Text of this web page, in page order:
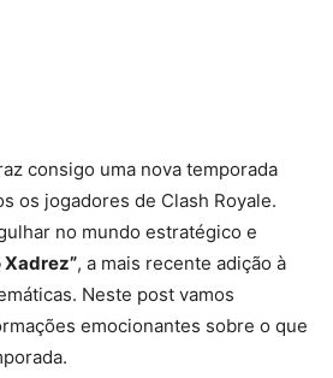
consigo uma nova temporada
os jogadores de Clash Royale.
no mundo estratégico e
Xadrez”, a mais recente adição à
Neste post vamos
emocionantes sobre o que